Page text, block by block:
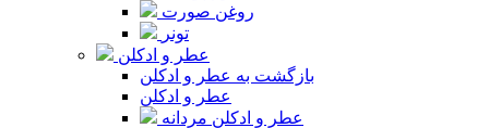
روغن صورت
تونر
عطر و ادکلن
بازگشت به عطر و ادکلن
عطر و ادکلن
عطر و ادکلن مردانه